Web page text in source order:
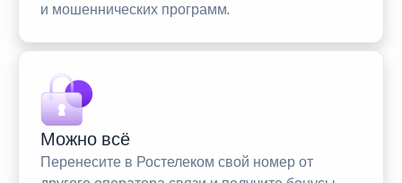
и мошеннических программ.
Можно всё
Перенесите в Ростелеком свой номер от